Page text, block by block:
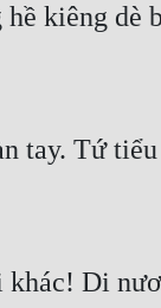
kiêng dè
tay. Tứ
khác! Di